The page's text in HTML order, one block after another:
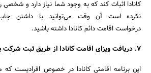
کانادا اثبات کند که به وجود شما نیاز دارد و شخصی
درخواست اقامت دائم کانادا داشته باشید.
7. دریافت ویزای اقامت کانادا از طریق ثبت شرکت یا owner operator :
این برنامه اقامتی کانادا در خصوص افرادیست که